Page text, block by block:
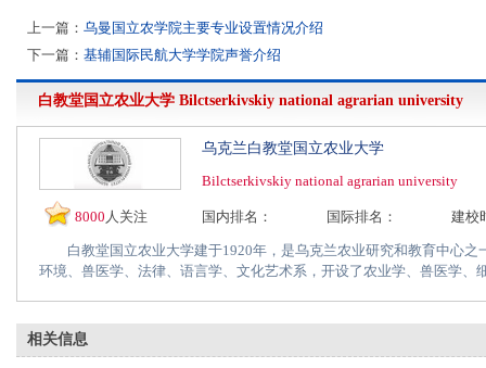
上一篇： 乌曼国立农学院主要专业设置情况介绍
下一篇： 基辅国际民航大学学院声誉介绍
白教堂国立农业大学 Bilctserkivskiy national agrarian university
乌克兰白教堂国立农业大学
Bilctserkivskiy national agrarian university
8000 人关注 国内排名： 国际排名： 建校
白教堂国立农业大学建于1920年，是乌克兰农业研究和教育中心之
环境、兽医学、法律、语言学、文化艺术系，开设了农业学、兽医学、
相关信息